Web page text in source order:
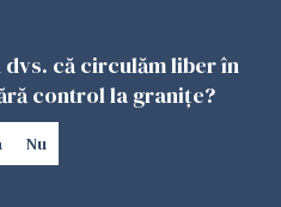
că circulăm liber în
control la granițe?
Nu